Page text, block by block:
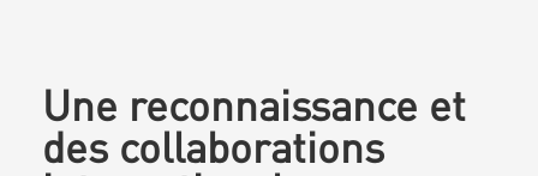
Une reconnaissance et
des collaborations